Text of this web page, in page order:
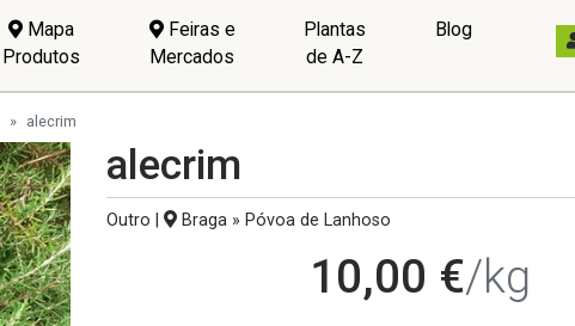
Mapa
Produtos
Feiras e
Mercados
Plantas
de A-Z
Blog
alecrim
alecrim
Outro | Braga » Póvoa de Lanhoso
10,00 €/kg